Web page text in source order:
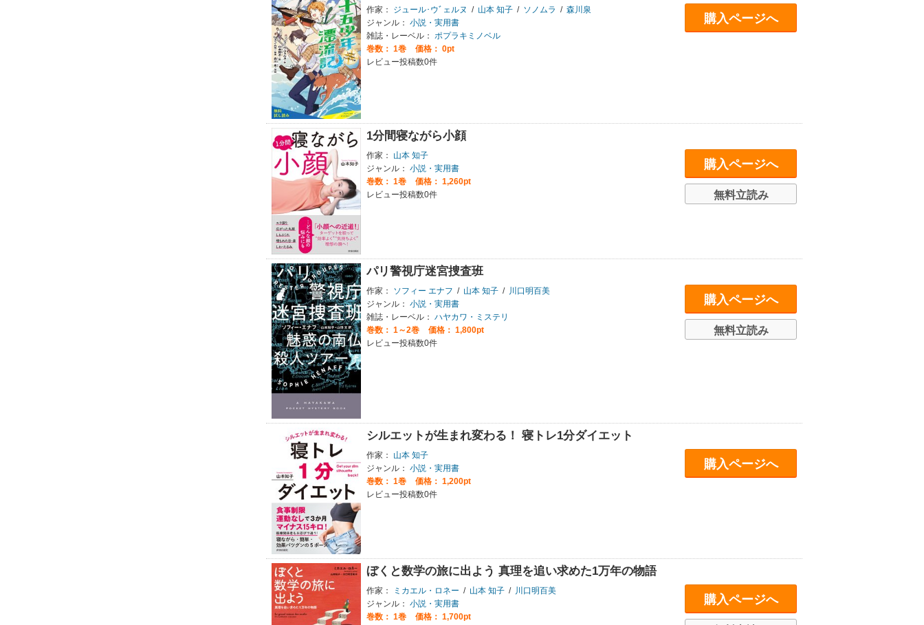
作家： ジュール･ウﾞェルヌ / 山本 知子 / ソノムラ / 森川泉
ジャンル： 小説・実用書
雑誌・レーベル：
ポプラキミノベル
巻数： 1巻
価格： 0pt
レビュー投稿数0件
購入ページへ
1分間寝ながら小顔
作家：
山本 知子
ジャンル： 小説・実用書
巻数： 1巻
価格： 1,260pt
レビュー投稿数0件
購入ページへ
無料立読み
パリ警視庁迷宮捜査班
作家： ソフィー エナフ / 山本 知子 /
川口明百美
ジャンル： 小説・実用書
雑誌・レーベル： ハヤカワ・ミステリ
巻数： 1～2巻
価格： 1,800pt
レビュー投稿数0件
購入ページへ
無料立読み
シルエットが生まれ変わる！ 寝トレ1分ダイエット
作家：
山本 知子
ジャンル： 小説・実用書
巻数： 1巻
価格： 1,200pt
レビュー投稿数0件
購入ページへ
ぼくと数学の旅に出よう 真理を追い求めた1万年の物語
作家： ミカエル・ロネー / 山本 知子 /
川口明百美
ジャンル： 小説・実用書
巻数： 1巻 価格： 1,700pt
購入ページへ